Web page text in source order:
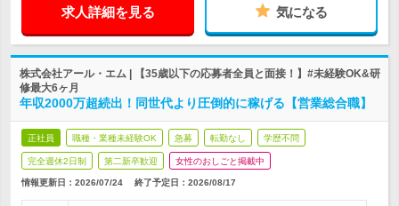
求人詳細を見る 気になる
株式会社アール・エム | 【35歳以下の応募者全員と面接！】#未経験OK&研
修最大6ヶ月
年収2000万超続出！同世代より圧倒的に稼げる【営業総合職】
正社員 職種・業種未経験OK 急募 転勤なし 学歴不問
完全週休2日制 第二新卒歓迎 女性のおしごと掲載中
情報更新日：2026/07/24 終了予定日： 2026/08/17